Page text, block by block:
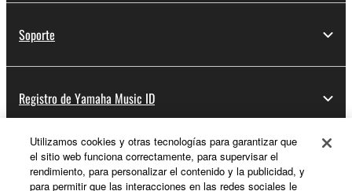
Soporte
Registro de Yamaha Music ID
Acerca de Yamaha
Utilizamos cookies y otras tecnologías para garantizar que
el sitio web funciona correctamente, para supervisar el
rendimiento, para personalizar el contenido y la publicidad, y
para permitir que las interacciones en las redes sociales le